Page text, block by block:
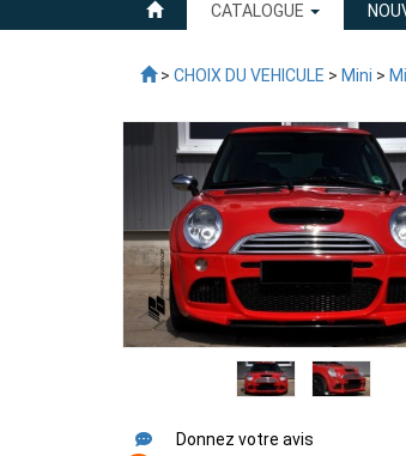
CATALOGUE
> CHOIX DU VEHICULE > Mini >
Donnez votre avis